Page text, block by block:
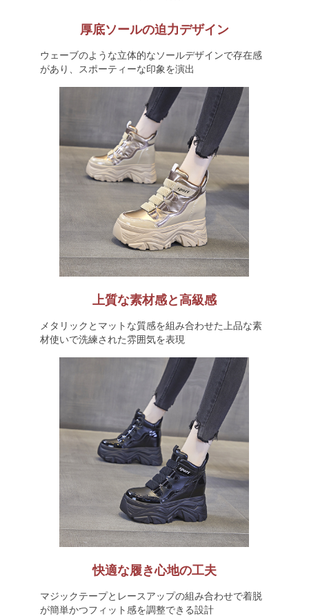
厚底ソールの迫力デザイン
ウェーブのような立体的なソールデザインで存在感
があり、スポーティーな印象を演出
上質な素材感と高級感
メタリックとマットな質感を組み合わせた上品な素
材使いで洗練された雰囲気を表現
快適な履き心地の工夫
マジックテープとレースアップの組み合わせで着脱
が簡単かつフィット感を調整できる設計